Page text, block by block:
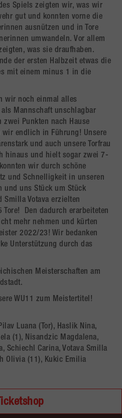
Spiels zeigten wir, was wir
gut und konnten vorne die
ausnützen und in Tore
umwandeln. Vor allem
was sie draufhaben.
der ersten Halbzeit etwas die
mit einem minus 1 in die
wir noch einmal alles
Mannschaft unschlagbar
Punkten nach Hause
endlich in Führung! Unsere
und auch unsere Torfrau
hinaus und hielt sogar zwei 7-
wir durch schöne
und Schnelligkeit in unseren
und uns Stück um Stück
Smilla Votava erzielten
Den dadurch erarbeiteten
mehr nehmen und kürten
2022/23! Wir bedanken
Unterstützung durch das
Meisterschaften am
WU11 zum Meistertitel!
Luana (Tor), Haslik Nina,
(1), Nisandzic Magdalena,
Schiechl Carina, Votava Smilla
Olivia (11), Kukic Emilia